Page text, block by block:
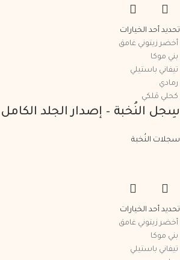
تحديد أحد الخيارات
أخضر زيتوني غامق
بني موكا
تيفاني باستيلي
رمادي
كحلي مَلكي
سِجل النُخبة – إصدار الجلد الكامل
سجلات النُخبة
تحديد أحد الخيارات
أخضر زيتوني غامق
بني موكا
تيفاني باستيلي